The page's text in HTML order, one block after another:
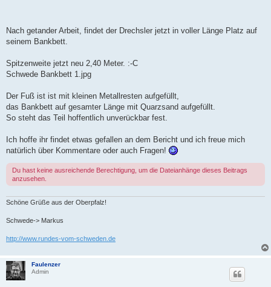
Nach getander Arbeit, findet der Drechsler jetzt in voller Länge Platz auf
seinem Bankbett.
Spitzenweite jetzt neu 2,40 Meter. :-C
Schwede Bankbett 1.jpg
Der Fuß ist ist mit kleinen Metallresten aufgefüllt,
das Bankbett auf gesamter Länge mit Quarzsand aufgefüllt.
So steht das Teil hoffentlich unverückbar fest.
Ich hoffe ihr findet etwas gefallen an dem Bericht und ich freue mich
natürlich über Kommentare oder auch Fragen!
Du hast keine ausreichende Berechtigung, um die Dateianhänge dieses Beitrags
anzusehen.
Schöne Grüße aus der Oberpfalz!
Schwede-> Markus
http://www.rundes-vom-schweden.de
Faulenzer
Admin